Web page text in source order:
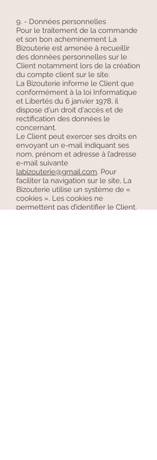
9. - Données personnelles
Pour le traitement de la commande
et son bon acheminement La
Bizouterie est amenée à recueillir
des données personnelles sur le
Client notamment lors de la création
du compte client sur le site.
La Bizouterie informe le Client que
conformément à la loi Informatique
et Libertés du 6 janvier 1978, il
dispose d'un droit d'accès et de
rectification des données le
concernant.
Le Client peut exercer ses droits en
envoyant un e-mail indiquant ses
nom, prénom et adresse à l’adresse
e-mail suivante
labizouterie@gmail.com. Pour
faciliter la navigation sur le site, La
Bizouterie utilise un système de «
cookies ». Les cookies ne
permettent pas d’identifier le Client.